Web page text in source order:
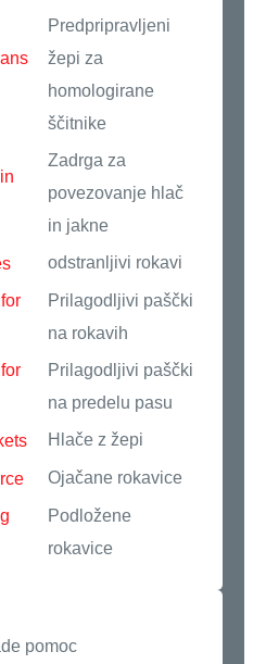
Predpripravljeni
žepi za
homologirane
ščitnike
Zadrga za
povezovanje hlač
in jakne
odstranljivi rokavi
Prilagodljivi paščki
na rokavih
Prilagodljivi paščki
na predelu pasu
Hlače z žepi
Ojačane rokavice
Podložene
rokavice